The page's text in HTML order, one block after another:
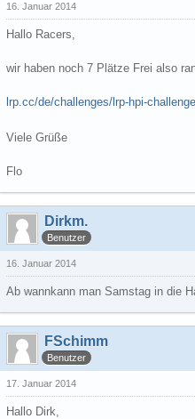
16. Januar 2014
Hallo Racers,
wir haben noch 7 Plätze Frei also
lrp.cc/de/challenges/lrp-hpi-
Viele Grüße
Flo
Dirkm.
Benutzer
16. Januar 2014
Ab wannkann man Samstag in die
FSchimm
Benutzer
17. Januar 2014
Hallo Dirk,